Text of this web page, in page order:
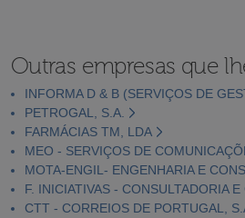
Outras empresas que
INFORMA D & B (SERVIÇOS DE
PETROGAL, S.A.
FARMÁCIAS TM, LDA
MEO - SERVIÇOS DE
MOTA-ENGIL- ENGENHARIA E
F. INICIATIVAS - CONSULTADORIA E
CTT - CORREIOS DE PORTUGAL,